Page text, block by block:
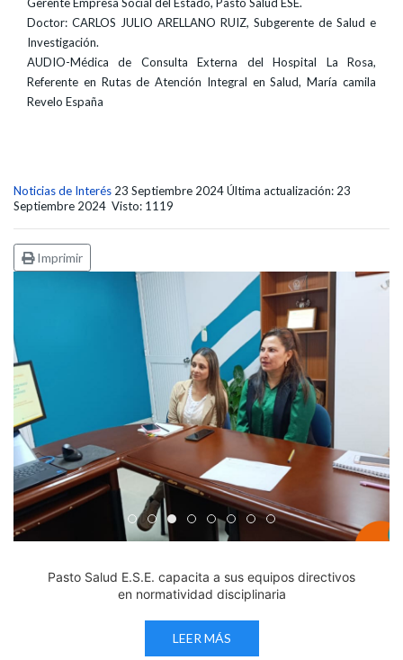
Doctor: CARLOS JULIO ARELLANO RUIZ, Subgerente de Salud e
Investigación.
AUDIO-Médica de Consulta Externa del Hospital La Rosa,
Referente en Rutas de Atención Integral en Salud, María camila
Revelo España
Noticias de Interés 23 Septiembre 2024Última actualización: 23
Septiembre 2024 Visto: 1119
Imprimir
Edicto Emplazatorio a los Afiliados en el Régimen
Pasto Salud ESE lidera gestión institucional
Pasto Salud E.S.E. capacita a sus equipos
Último día para inscripciones en
Viceministro garantiza
Mil pesos que salvan vidas:
Cápsula 18-26 - Reporte
Cápsula 17-26 -
Pasto Salud E.S.E. capacita a sus equipos directivos
en normatividad disciplinaria
LEER MÁS